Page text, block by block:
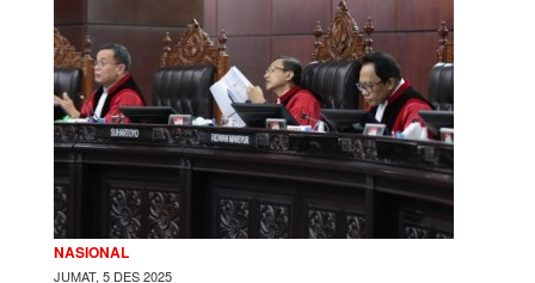
NASIONAL
JUMAT, 5 DES 2025